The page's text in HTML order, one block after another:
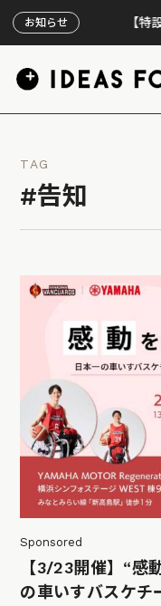
お知らせ 【特設サイ
TAG
#告知
Sponsored
【3/23開催】“感
の車いすバスケチ